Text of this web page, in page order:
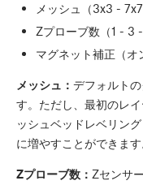
メッシュ（3x3 - 7x7
Zプローブ数（1 - 3 -
マグネット補正（オ
メッシュ： デフォルト
す。ただし、最初のレ
ッシュベッドレベリン
に増やすことができます
Zプローブ数： Zセンサ